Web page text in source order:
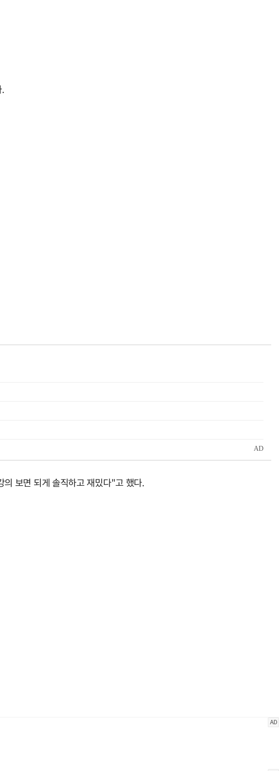
보면 되게 솔직하고 재밌다"고 했다.